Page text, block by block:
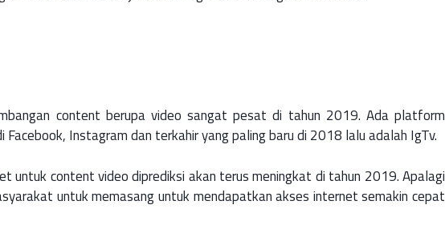
content berupa video sangat pesat di tahun 2019. Ada platform
Facebook, Instagram dan terkahir yang paling baru di 2018 lalu adalah IgTv.
untuk content video diprediksi akan terus meningkat di tahun 2019. Apalagi
untuk memasang untuk mendapatkan akses internet semakin cepat